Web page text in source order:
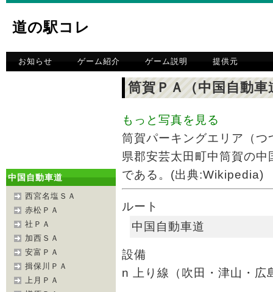
道の駅コレ
お知らせ ゲーム紹介 ゲーム説明 提供元
中国自動車道
西宮名塩ＳＡ
赤松ＰＡ
社ＰＡ
加西ＳＡ
安富ＰＡ
揖保川ＰＡ
上月ＰＡ
筒賀ＰＡ（中国自動車
もっと写真を見る
筒賀パーキングエリア（
県郡安芸太田町中筒賀の
である。(出典:Wikipedia)
ルート
中国自動車道
設備
n 上り線（吹田・津山・広